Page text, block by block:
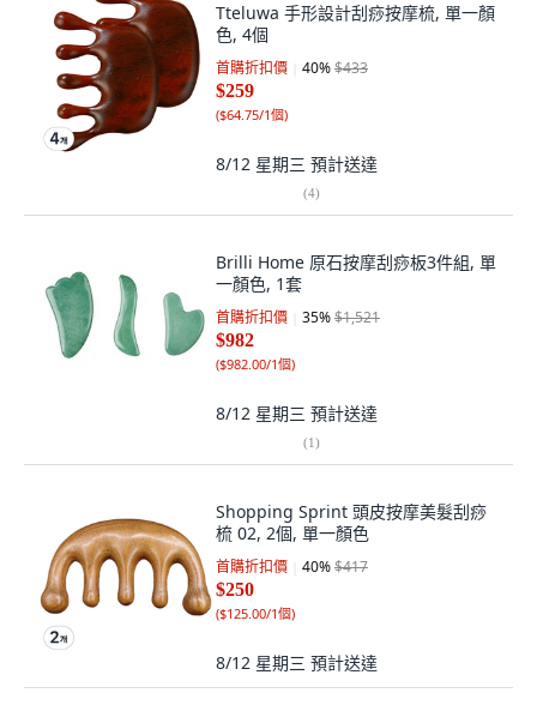
Tteluwa 手形設計刮痧按摩梳, 單一顏
色, 4個
首購折扣價 40%$433
$259
($64.75/1個)
8/12 星期三 預計送達
(4)
Brilli Home 原石按摩刮痧板3件組, 單
一顏色, 1套
首購折扣價 35%$1,521
$982
($982.00/1個)
8/12 星期三 預計送達
(1)
Shopping Sprint 頭皮按摩美髮刮痧
梳 02, 2個, 單一顏色
首購折扣價 40%$417
$250
($125.00/1個)
8/12 星期三 預計送達